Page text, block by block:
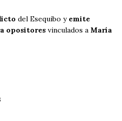
del Esequibo y emite
opositores vinculados a María